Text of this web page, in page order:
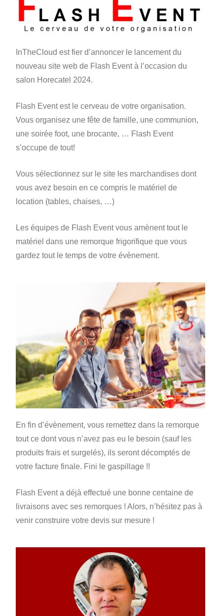
InTheCloud est fier d’annoncer le lancement du
nouveau site web de Flash Event à l’occasion du
salon Horecatel 2024.
Flash Event est le cerveau de votre organisation.
Vous organisez une fête de famille, une communion,
une soirée foot, une brocante, … Flash Event
s’occupe de tout!
Vous sélectionnez sur le site les marchandises dont
vous avez besoin en ce compris le matériel de
location (tables, chaises, …)
Les équipes de Flash Event vous amènent tout le
matériel dans une remorque frigorifique que vous
gardez tout le temps de votre évènement.
En fin d’évènement, vous remettez dans la remorque
tout ce dont vous n’avez pas eu le besoin (sauf les
produits frais et surgelés), ils seront décomptés de
votre facture finale. Fini le gaspillage !!
Flash Event a déjà effectué une bonne centaine de
livraisons avec ses remorques ! Alors, n’hésitez pas à
venir construire votre devis sur mesure !